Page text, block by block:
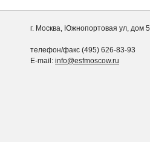
г. Москва, Южнопортовая ул, дом 5
телефон/факс (495) 626-83-93
E-mail: info@esfmoscow.ru